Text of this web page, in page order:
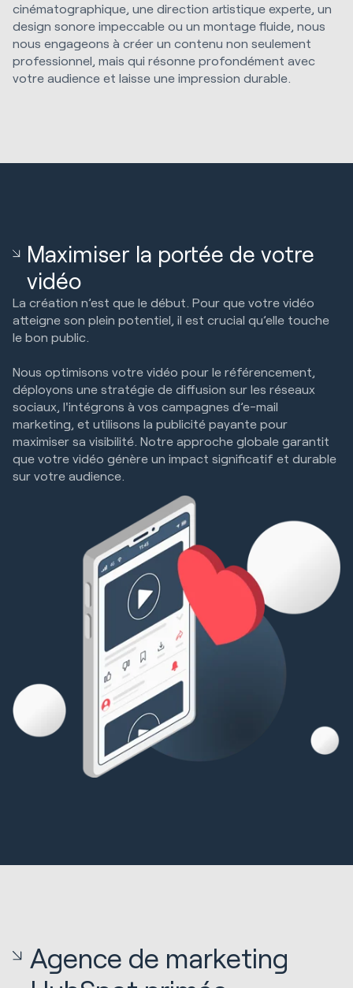
cinématographique, une direction artistique experte, un
design sonore impeccable ou un montage fluide, nous
nous engageons à créer un contenu non seulement
professionnel, mais qui résonne profondément avec
votre audience et laisse une impression durable.
Maximiser la portée de votre
vidéo
La création n’est que le début. Pour que votre vidéo
atteigne son plein potentiel, il est crucial qu’elle touche
le bon public.
Nous optimisons votre vidéo pour le référencement,
déployons une stratégie de diffusion sur les réseaux
sociaux, l'intégrons à vos campagnes d’e-mail
marketing, et utilisons la publicité payante pour
maximiser sa visibilité. Notre approche globale garantit
que votre vidéo génère un impact significatif et durable
sur votre audience.
Agence de marketing